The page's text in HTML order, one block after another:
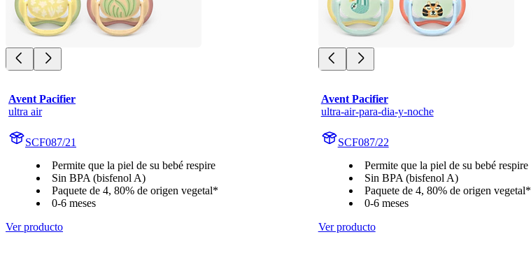
Avent Pacifier
ultra air
SCF087/21
Permite que la piel de su bebé respire
Sin BPA (bisfenol A)
Paquete de 4, 80% de origen vegetal*
0-6 meses
Ver producto
Avent Pacifier
ultra-air-para-dia-y-noche
SCF087/22
Permite que la piel de su bebé respire
Sin BPA (bisfenol A)
Paquete de 4, 80% de origen vegetal*
0-6 meses
Ver producto